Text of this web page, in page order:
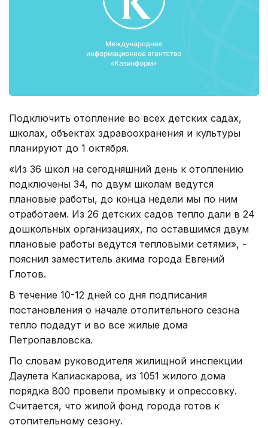
Подключить отопление во всех детских садах,
школах, объектах здравоохранения и культуры
планируют до 1 октября.
«Из 36 школ на сегодняшний день к отоплению
подключены 34, по двум школам ведутся
плановые работы, до конца недели мы по ним
отработаем. Из 26 детских садов тепло дали в 24
дошкольных организациях, по оставшимся двум
плановые работы ведутся тепловыми сетями», -
пояснил заместитель акима города Евгений
Глотов.
В течение 10-12 дней со дня подписания
постановления о начале отопительного сезона
тепло подадут и во все жилые дома
Петропавловска.
По словам руководителя жилищной инспекции
Даулета Калиаскарова, из 1051 жилого дома
порядка 800 провели промывку и опрессовку.
Считается, что жилой фонд города готов к
отопительному сезону.